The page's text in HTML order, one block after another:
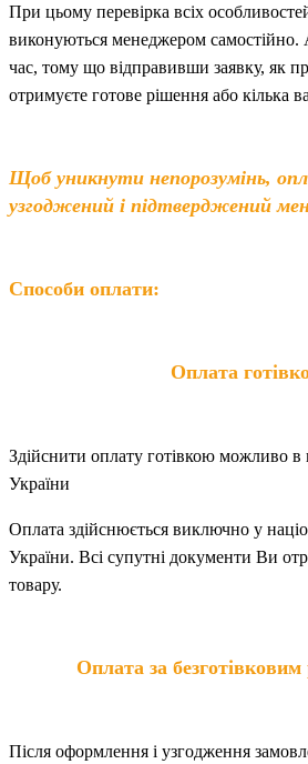
При цьому перевірка всіх
виконуються менеджером
час, тому що відправивши заявку, як
отримуєте готове рішення або кілька
Щоб уникнути непорозумінь,
узгоджений і підтверджений
Способи оплати:
Оплата
Здійснити оплату готівкою можливо в
України
Оплата здійснюється виключно у
України. Всі супутні документи Ви
товару.
Оплата за
Після оформлення і узгодження